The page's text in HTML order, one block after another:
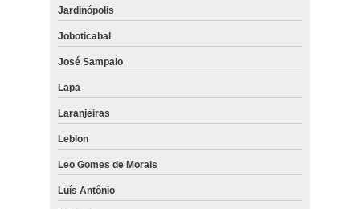
Jardinópolis
Joboticabal
José Sampaio
Lapa
Laranjeiras
Leblon
Leo Gomes de Morais
Luís Antônio